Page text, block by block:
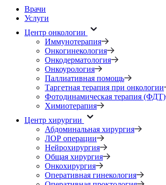
Врачи
Услуги
Центр онкологии
Иммунотерапия
Онкогинекология
Онкодерматология
Онкоурология
Паллиативная помощь
Таргетная терапия при онкологии
Фотодинамическая терапия (ФДТ)
Химиотерапия
Центр хирургии
Абдоминальная хирургия
ЛОР операции
Нейрохирургия
Общая хирургия
Онкохирургия
Оперативная гинекология